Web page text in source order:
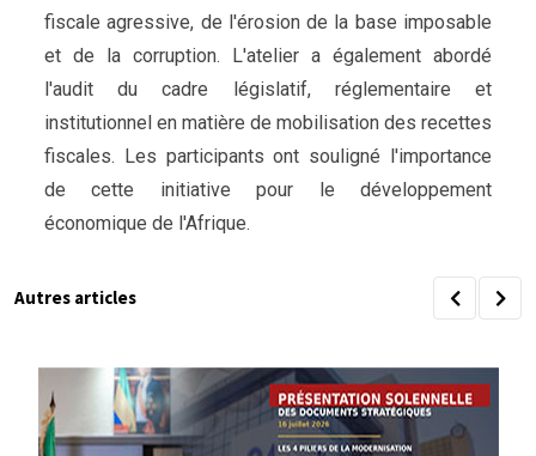
fiscale agressive, de l'érosion de la base imposable
et de la corruption. L'atelier a également abordé
l'audit du cadre législatif, réglementaire et
institutionnel en matière de mobilisation des recettes
fiscales. Les participants ont souligné l'importance
de cette initiative pour le développement
économique de l'Afrique.
Autres articles